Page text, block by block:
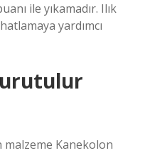
ile yıkamadır. Ilık
yardımcı
malzeme Kanekolon